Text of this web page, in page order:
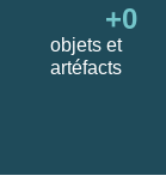
objets et
artéfacts
+0